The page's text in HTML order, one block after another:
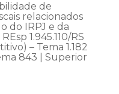
de
relacionados
do IRPJ e da
1.945.110/RS
– Tema 1.182
843 | Superior